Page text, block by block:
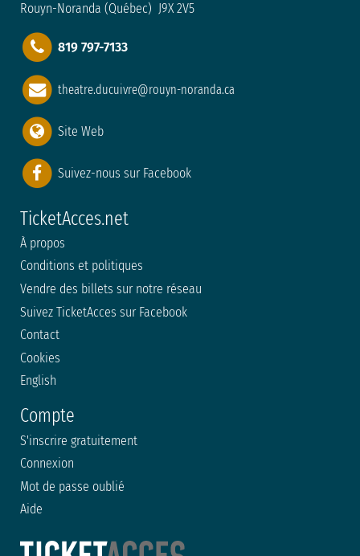
Rouyn-Noranda (Québec) J9X 2V5
819 797-7133
theatre.ducuivre@rouyn-noranda.ca
Site Web
Suivez-nous sur Facebook
TicketAcces.net
À propos
Conditions et politiques
Vendre des billets sur notre réseau
Suivez TicketAcces sur Facebook
Contact
Cookies
English
Compte
S'inscrire gratuitement
Connexion
Mot de passe oublié
Aide